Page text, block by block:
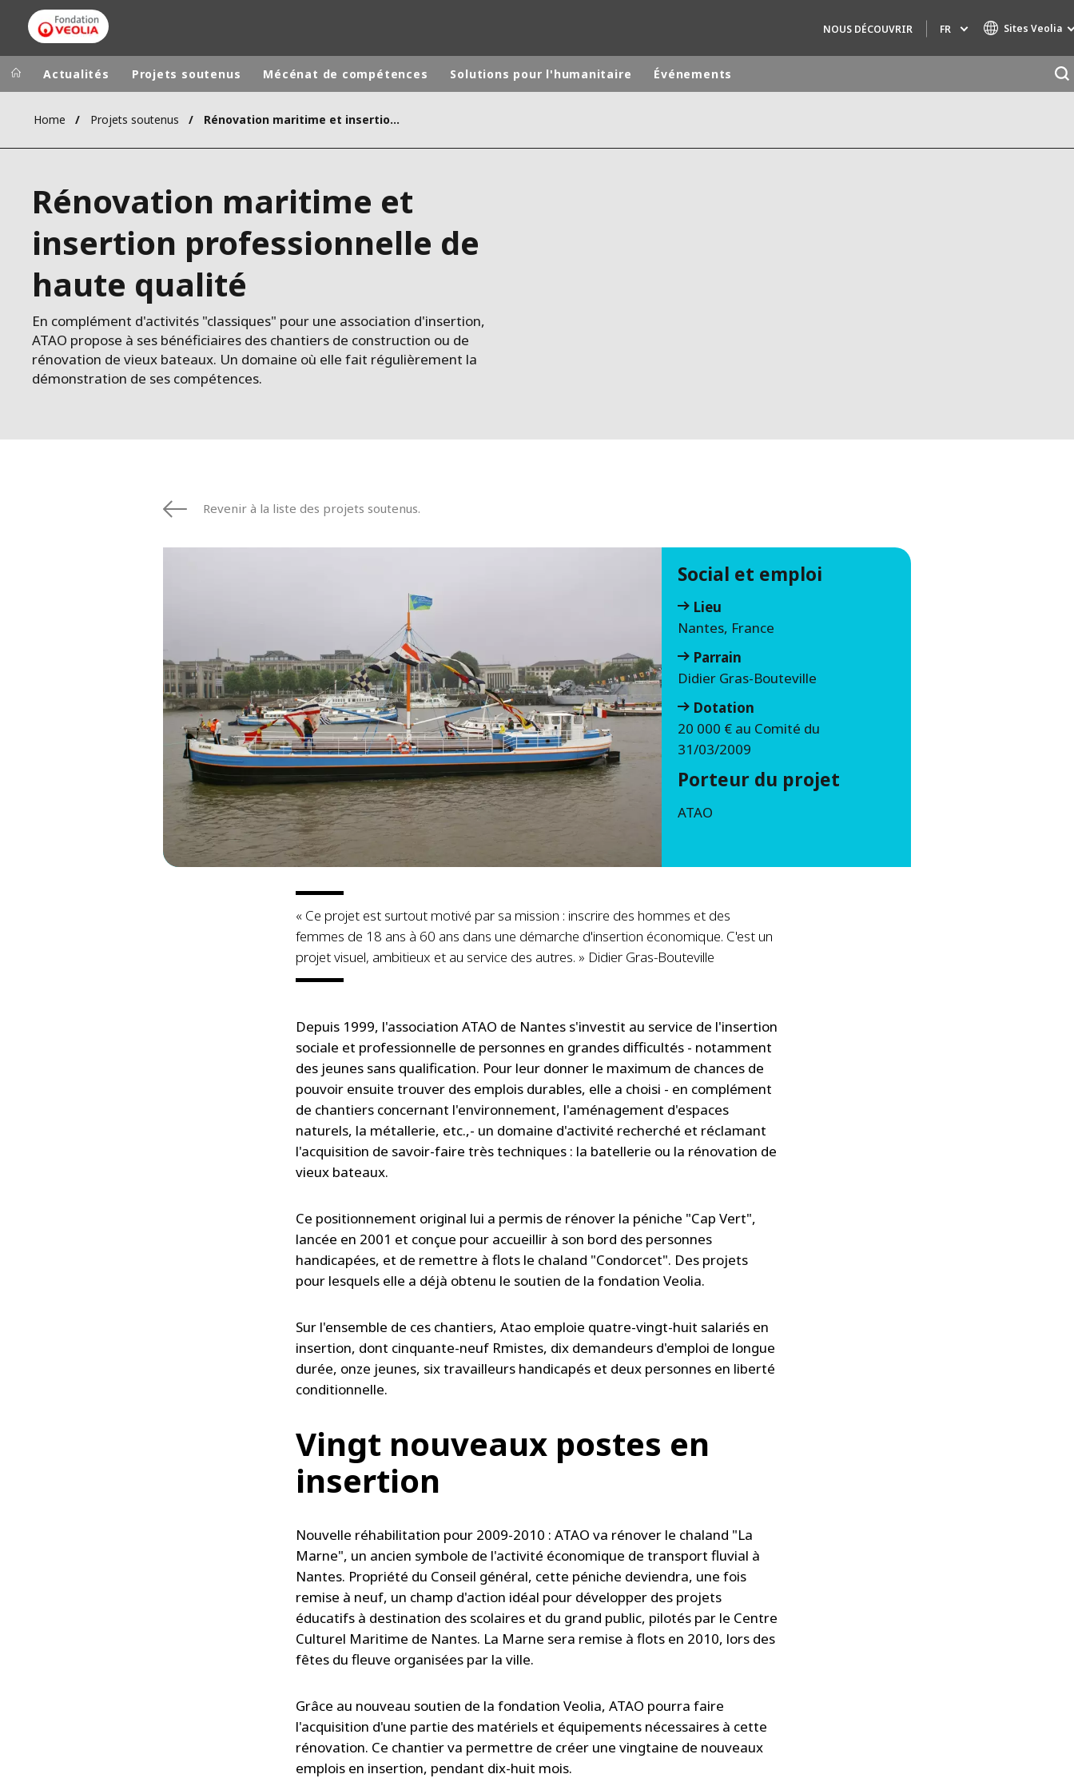
NOUS DÉCOUVRIR FR Sites Veolia
Groupe Veolia
CAMPUS
FONDATION
INSTITUT
Dans le monde
AMÉRIQUE DU NORD
Actualités Projets soutenus Mécénat de compétences Solutions pour l'humanitaire Événements
Home Projets soutenus Rénovation maritime et insertion professionnelle de haute qualité
Rénovation maritime et
insertion professionnelle de
haute qualité
En complément d'activités "classiques" pour une association d'insertion,
ATAO propose à ses bénéficiaires des chantiers de construction ou de
rénovation de vieux bateaux. Un domaine où elle fait régulièrement la
démonstration de ses compétences.
Revenir à la liste des projets soutenus.
Social et emploi
Lieu
Nantes, France
Parrain
Didier Gras-Bouteville
Dotation
20 000 € au Comité du
31/03/2009
Porteur du projet
ATAO
« Ce projet est surtout motivé par sa mission : inscrire des hommes et des
femmes de 18 ans à 60 ans dans une démarche d'insertion économique. C'est un
projet visuel, ambitieux et au service des autres. » Didier Gras-Bouteville
Depuis 1999, l'association ATAO de Nantes s'investit au service de l'insertion
sociale et professionnelle de personnes en grandes difficultés - notamment
des jeunes sans qualification. Pour leur donner le maximum de chances de
pouvoir ensuite trouver des emplois durables, elle a choisi - en complément
de chantiers concernant l'environnement, l'aménagement d'espaces
naturels, la métallerie, etc.,- un domaine d'activité recherché et réclamant
l'acquisition de savoir-faire très techniques : la batellerie ou la rénovation de
vieux bateaux.
Ce positionnement original lui a permis de rénover la péniche "Cap Vert",
lancée en 2001 et conçue pour accueillir à son bord des personnes
handicapées, et de remettre à flots le chaland "Condorcet". Des projets
pour lesquels elle a déjà obtenu le soutien de la fondation Veolia.
Sur l'ensemble de ces chantiers, Atao emploie quatre-vingt-huit salariés en
insertion, dont cinquante-neuf Rmistes, dix demandeurs d'emploi de longue
durée, onze jeunes, six travailleurs handicapés et deux personnes en liberté
conditionnelle.
Vingt nouveaux postes en
insertion
Nouvelle réhabilitation pour 2009-2010 : ATAO va rénover le chaland "La
Marne", un ancien symbole de l'activité économique de transport fluvial à
Nantes. Propriété du Conseil général, cette péniche deviendra, une fois
remise à neuf, un champ d'action idéal pour développer des projets
éducatifs à destination des scolaires et du grand public, pilotés par le Centre
Culturel Maritime de Nantes. La Marne sera remise à flots en 2010, lors des
fêtes du fleuve organisées par la ville.
Grâce au nouveau soutien de la fondation Veolia, ATAO pourra faire
l'acquisition d'une partie des matériels et équipements nécessaires à cette
rénovation. Ce chantier va permettre de créer une vingtaine de nouveaux
emplois en insertion, pendant dix-huit mois.